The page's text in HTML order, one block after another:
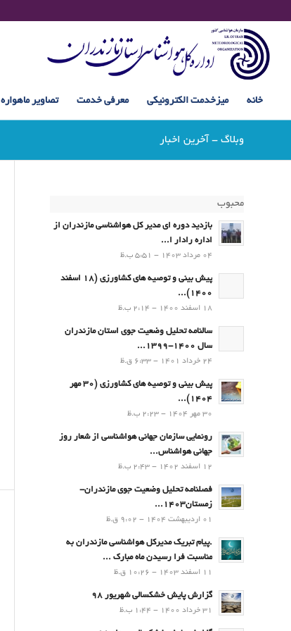
خانه میزخدمت الکترونیکی معرفی خدمت تصاویر ماهواره
وبلاگ - آخرین اخبار
محبوب
بازدید دوره ای مدیر کل هواشناسی مازندران از
اداره رادار ا...
04 مرداد 1403 - 5:51 ب.ظ
پیش بینی و توصیه های کشاورزی (18 اسفند
1400)...
18 اسفند 1400 - 2:14 ب.ظ
سالنامه تحلیل وضعیت جوی استان مازندران
سال 1400-1399...
24 خرداد 1401 - 6:33 ق.ظ
پیش بینی و توصیه های کشاورزی (30 مهر
۱۴۰۴)...
30 مهر 1404 - 2:23 ب.ظ
رونمایی سازمان جهانی هواشناسی از شعار روز
جهانی هواشناس...
12 اسفند 1402 - 2:43 ب.ظ
فصلنامه تحلیل وضعیت جوی مازندران-
زمستان۱۴۰۳...
01 اردیبهشت 1404 - 9:02 ق.ظ
.پيام تبريك مدیرکل هواشناسی مازندران به
مناسبت فرا رسيدن ماه مبارك ...
11 اسفند 1403 - 10:26 ق.ظ
گزارش پایش خشکسالی شهریور 98
31 خرداد 1400 - 1:44 ب.ظ